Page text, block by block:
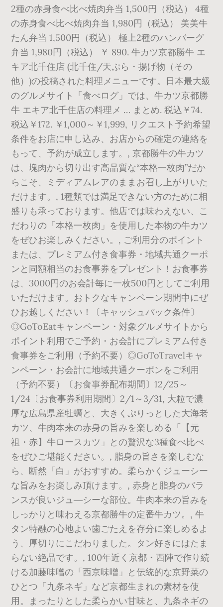
2種の赤身食べ比べ焼肉弁当 1,500円（税込） 4種
の赤身食べ比べ焼肉弁当 1,980円（税込） 美美牛
たん弁当 1,500円（税込） 極上2種のハンバーグ
弁当 1,980円（税込） ￥ 890. 牛カツ京都勝牛 エ
キア北千住店 (北千住/天ぷら・揚げ物（その
他）)の投稿された料理メニューです。日本最大級
のグルメサイト「食べログ」では、牛カツ京都勝
牛 エキア北千住店の料理メ … まとめ. 税込￥74.
税込￥172. ￥1,000～￥1,999, リクエスト予約希望
条件をお店に申し込み、お店からの確定の連絡を
もって、予約が成立します。, 京都勝牛の牛カツ
は、塊肉から切り出す高品質な“本格一枚肉”だか
らこそ、ミディアムレアのままお召し上がりいた
だけます。, 1種類では満足できない方のために相
盛りも承っております。他店では味わえない、こ
だわりの「本格一枚肉」を使用した本物の牛カツ
をぜひお楽しみください。, ご利用分のポイント
または、プレミアム付き食事券・地域共通クーポ
ンと同額相当のお食事券をプレゼント！お食事券
は、3000円のお会計毎に一枚500円としてご利用
いただけます。おトクなキャンペーン期間中にぜ
ひお越しください！〔キャッシュバック条件〕
◎GoToEatキャンペーン・対象グルメサイトから
ポイント利用でご予約・お会計にプレミアム付き
食事券をご利用（予約不要）◎GoToTravelキャ
ンペーン・お会計に地域共通クーポンをご利用
（予約不要）〔お食事券配布期間〕12/25～
1/24〔お食事券利用期間〕2/1～3/31, 大粒で濃
厚な広島県産牡蠣と、大きくぷりっとした大海老
カツ、牛肉本来の赤身の旨みを楽しめる「【元
祖・赤】牛ロースカツ」との贅沢な3種食べ比べ
をぜひご堪能ください。, 脂身の旨さを楽しむな
ら、断然「白」がおすすめ。柔らかくジューシー
な旨みをお楽しみ頂けます。, 赤身と脂身のバラ
ンスが良いジュ―シーな部位。牛肉本来の旨みを
しっかりと味わえる京都勝牛の定番牛カツ。, 牛
タン特融の心地よい歯ごたえを存分に楽しめるよ
う、厚切りにこだわりました。タン好きにはたま
らない絶品です。, 100年近く京都・西陣で作り続
ける加藤味噌の「西京味噌」と伝統的な京野菜の
ひとつ「九条ネギ」など京都生まれの素材を使
用。まったりとした柔らかい甘味と、九条ネギの